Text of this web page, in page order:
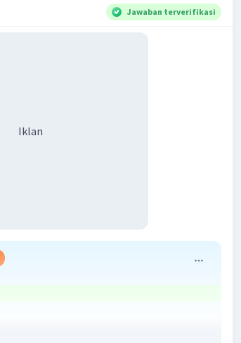
Jawaban terverifikasi
Iklan